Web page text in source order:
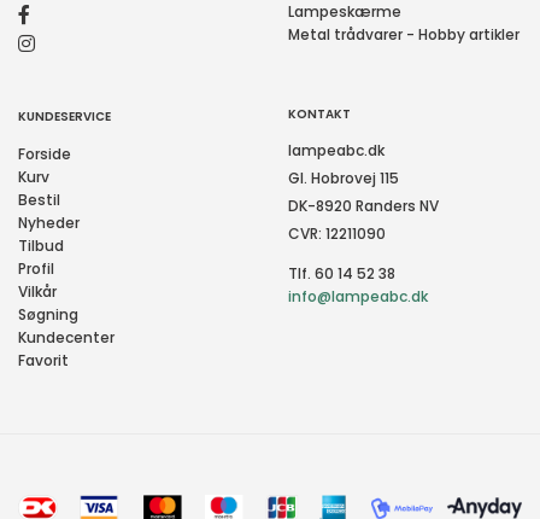
Lampeskærme
Metal trådvarer - Hobby artikler
KUNDESERVICE
Forside
Kurv
Bestil
Nyheder
Tilbud
Profil
Vilkår
Søgning
Kundecenter
Favorit
KONTAKT
lampeabc.dk
Gl. Hobrovej 115
DK-8920 Randers NV
CVR: 12211090
Tlf. 60 14 52 38
info@lampeabc.dk